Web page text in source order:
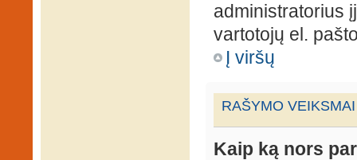
administratorius
vartotojų el.
Į viršų
RAŠYMO VEIKSMAI
Kaip ką nors